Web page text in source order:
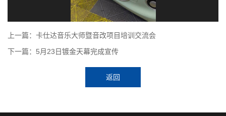
上一篇：卡仕达音乐大师暨音改项目培训交流会
下一篇：5月23日镀金天幕完成宣传
返回